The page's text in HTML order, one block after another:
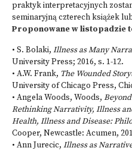
praktyk interpretacyjnych
seminaryjną czterech książek
Proponowane w listopadzie
• S. Bolaki, Illness as Many
University Press; 2016, s. 1-12.
• A.W. Frank, The Wounded
University of Chicago Press,
• Angela Woods, Woods,
Rethinking Narrativity, Illness
Health, Illness and Disease:
Cooper, Newcastle: Acumen,
• Ann Jurecic, Illness as